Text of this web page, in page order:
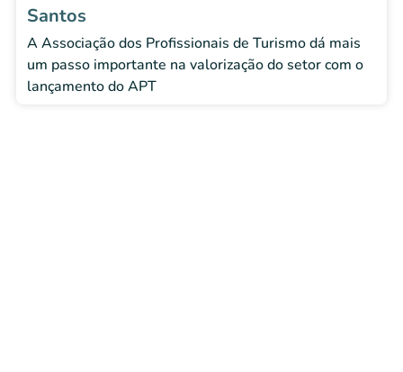
Santos
A Associação dos Profissionais de Turismo dá mais
um passo importante na valorização do setor com o
lançamento do APT